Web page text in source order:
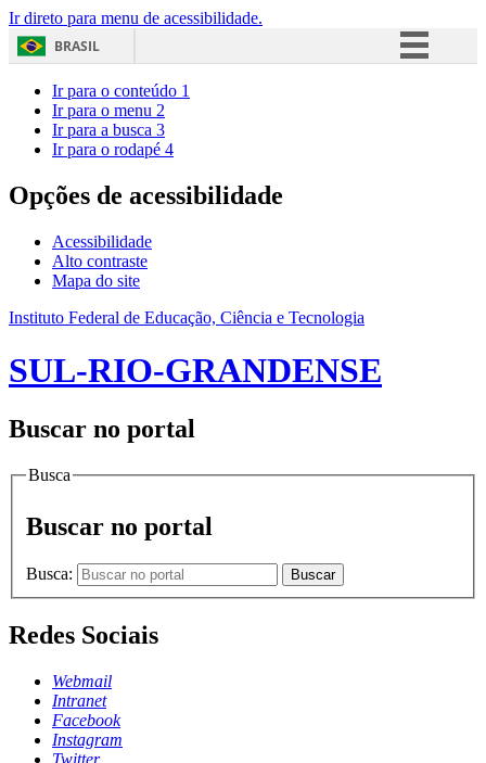
Ir direto para menu de acessibilidade.
BRASIL
Acesso à informação
Ir para o conteúdo 1
Ir para o menu 2
Ir para a busca 3
Ir para o rodapé 4
Opções de acessibilidade
Acessibilidade
Alto contraste
Mapa do site
Instituto Federal de Educação, Ciência e Tecnologia
SUL-RIO-GRANDENSE
Buscar no portal
Busca
Buscar no portal
Busca: Buscar
Redes Sociais
Webmail
Intranet
Facebook
Instagram
Twitter